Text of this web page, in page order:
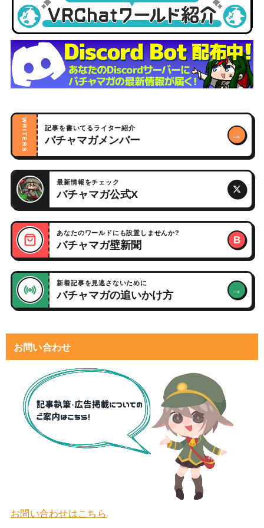
WRITERS 記事を書いてるライター紹介
バチャマガメンバー →
最新情報をチェック
バチャマガ公式X
あなたのワールドにも設置しませんか?
バチャマガ壁新聞 B
新着記事を見逃さないために
バチャマガの追いかけ方 →
お問い合わせ
お問い合わせはこちら